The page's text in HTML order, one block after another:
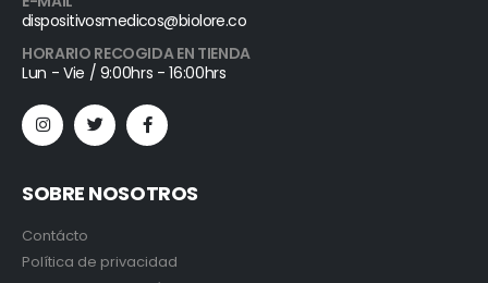
dispositivosmedicos@biolore.co
HORARIO RECOGIDA EN TIENDA
Lun - Vie / 9:00hrs - 16:00hrs
SOBRE NOSOTROS
Contácto
Política de privacidad